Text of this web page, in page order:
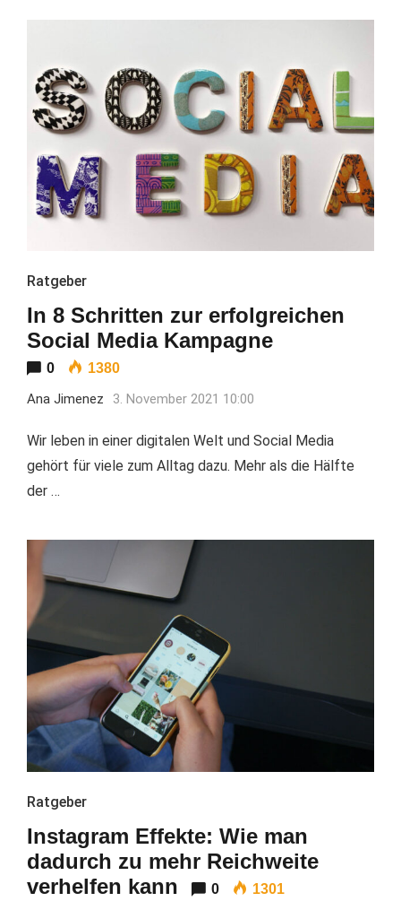
Ratgeber
In 8 Schritten zur erfolgreichen
Social Media Kampagne
0 1380
Ana Jimenez 3. November 2021 10:00
Wir leben in einer digitalen Welt und Social Media
gehört für viele zum Alltag dazu. Mehr als die Hälfte
der …
Ratgeber
Instagram Effekte: Wie man
dadurch zu mehr Reichweite
verhelfen kann
0 1301